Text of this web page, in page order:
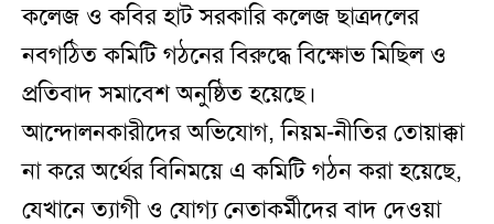
কলেজ ও কবির হাট সরকারি কলেজ ছাত্রদলের
নবগঠিত কমিটি গঠনের বিরুদ্ধে বিক্ষোভ মিছিল ও
প্রতিবাদ সমাবেশ অনুষ্ঠিত হয়েছে।
আন্দোলনকারীদের অভিযোগ, নিয়ম-নীতির তোয়াক্কা
না করে অর্থের বিনিময়ে এ কমিটি গঠন করা হয়েছে,
যেখানে ত্যাগী ও যোগ্য নেতাকর্মীদের বাদ দেওয়া